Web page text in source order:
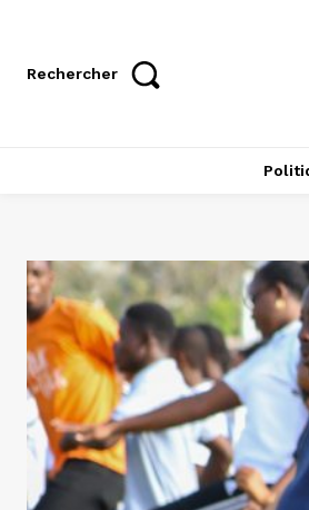
Rechercher